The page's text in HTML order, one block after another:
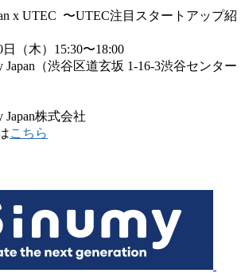
x UTEC 〜UTEC注目スタートアップ紹
（木）15:30〜18:00
Japan（渋谷区道玄坂 1-16-3渋谷センター
Japan株式会社
こちら